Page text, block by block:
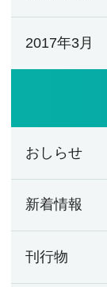
2017年3月
おしらせ
新着情報
刊行物